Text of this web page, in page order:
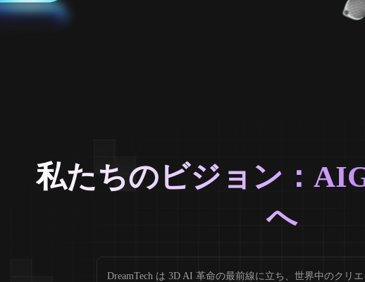
私たちのビジョン：
へ
DreamTech は 3D AI 革命の最前線に立ち、世界中のクリ